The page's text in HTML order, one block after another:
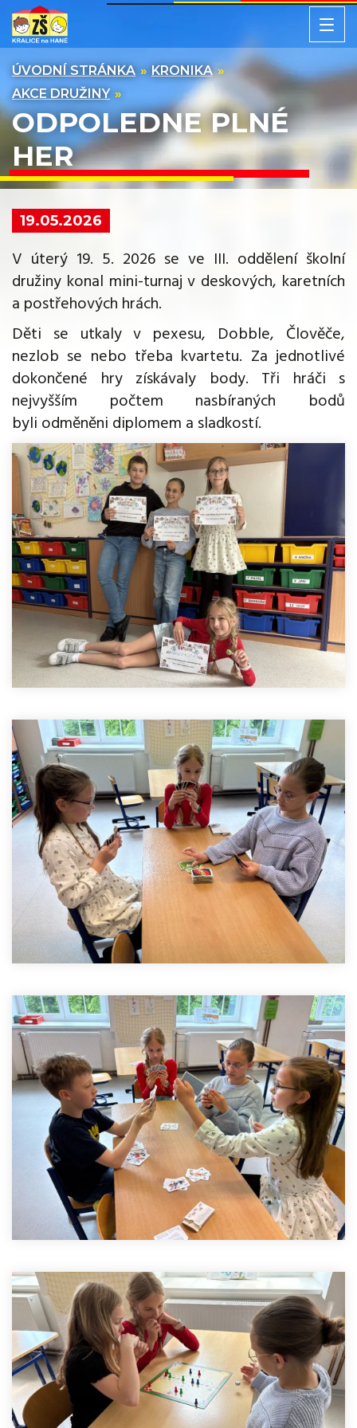
ÚVODNÍ STRÁNKA
KRONIKA
AKCE DRUŽINY
ODPOLEDNE PLNÉ
HER
19.05.2026
V úterý 19. 5. 2026 se ve III. oddělení školní
družiny konal mini-turnaj v deskových, karetních
a postřehových hrách.
Děti se utkaly v pexesu, Dobble, Člověče,
nezlob se nebo třeba kvartetu. Za jednotlivé
dokončené hry získávaly body. Tři hráči s
nejvyšším počtem nasbíraných bodů
byli odměněni diplomem a sladkostí.